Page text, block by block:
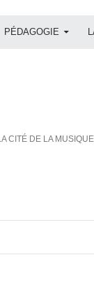
PÉDAGOGIE
CITÉ DE LA